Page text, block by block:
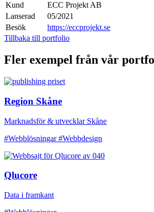
Kund
ECC Projekt AB
Lanserad
05/2021
Besök
https://eccprojekt.se
Tillbaka till portfolio
Fler exempel från vår
Region Skåne
Marknadsför & utvecklar Skåne
#Webblösningar #Webbdesign
Qlucore
Data i framkant